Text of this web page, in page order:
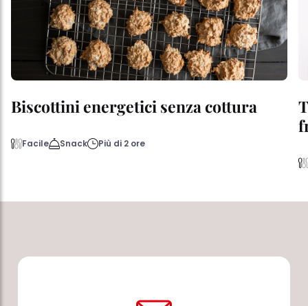
Biscottini energetici senza cottura
Facile Snack Più di 2 ore